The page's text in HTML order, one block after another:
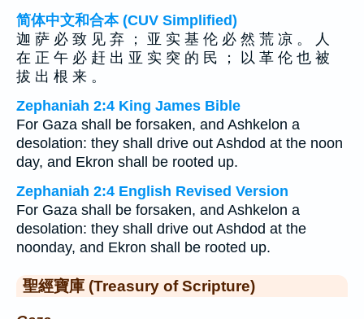
简体中文和合本 (CUV Simplified)
迦 萨 必 致 见 弃 ； 亚 实 基 伦 必 然 荒 凉 。 人
在 正 午 必 赶 出 亚 实 突 的 民 ； 以 革 伦 也 被
拔 出 根 来 。
Zephaniah 2:4 King James Bible
For Gaza shall be forsaken, and Ashkelon a
desolation: they shall drive out Ashdod at the noon
day, and Ekron shall be rooted up.
Zephaniah 2:4 English Revised Version
For Gaza shall be forsaken, and Ashkelon a
desolation: they shall drive out Ashdod at the
noonday, and Ekron shall be rooted up.
聖經寶庫 (Treasury of Scripture)